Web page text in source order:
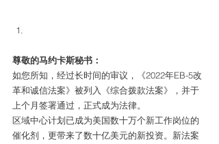
尊敬的马约卡斯秘书：
如您所知，经过长时间的审议，《2022年EB-5改
革和诚信法案》被列入《综合拨款法案》，并于
上个月签署通过，正式成为法律。
区域中心计划已成为美国数十万个新工作岗位的
催化剂，更带来了数十亿美元的新投资。新法案